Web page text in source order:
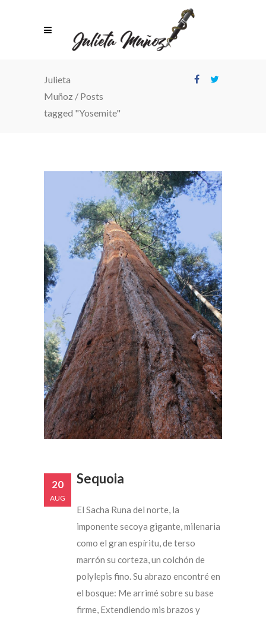
Julieta
Muñoz / Posts
tagged "Yosemite"
20
AUG
Sequoia
El Sacha Runa del norte, la
imponente secoya gigante, milenaria
como el gran espíritu, de terso
marrón su corteza, un colchón de
polylepis fino. Su abrazo encontré en
el bosque: Me arrimé sobre su base
firme, Extendiendo mis brazos y